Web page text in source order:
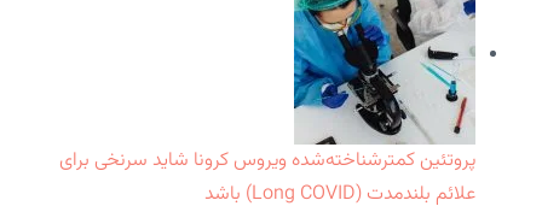
پروتئین کمترشناخته‌شده ویروس کرونا شاید سرنخی برای
علائم بلندمدت (Long COVID) باشد